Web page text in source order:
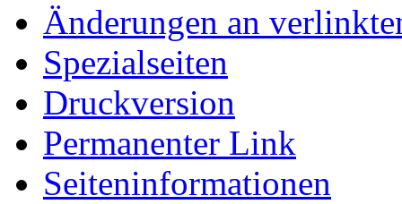
Änderungen an
Spezialseiten
Druckversion
Permanenter Link
Seiteninformationen